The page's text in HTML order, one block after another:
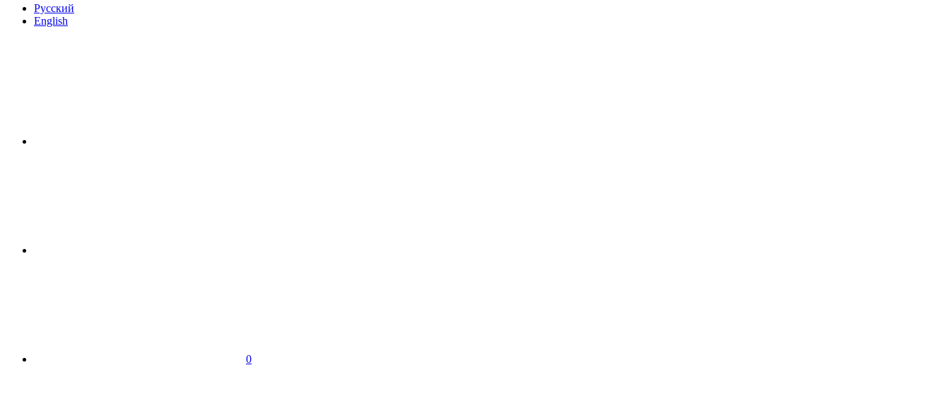
Русский
English
0